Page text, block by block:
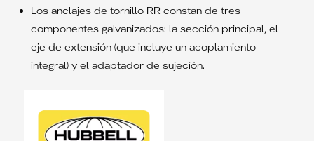
Los anclajes de tornillo RR constan de tres
componentes galvanizados: la sección principal, el
eje de extensión (que incluye un acoplamiento
integral) y el adaptador de sujeción.